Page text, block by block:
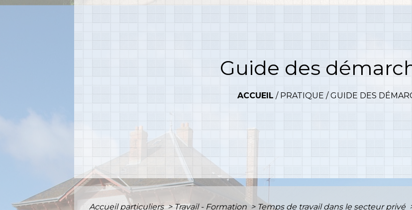
Guide des
ACCUEIL / PRATIQUE /GUIDE DES
Accueil particuliers> Travail - Formation > Temps de travail dans le secteur privé